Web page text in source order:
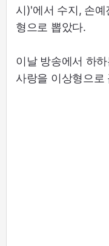
시)'에서 수지, 손
형으로 뽑았다.
이날 방송에서 하
사랑을 이상형으로